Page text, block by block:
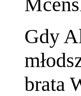
Gdy
brata